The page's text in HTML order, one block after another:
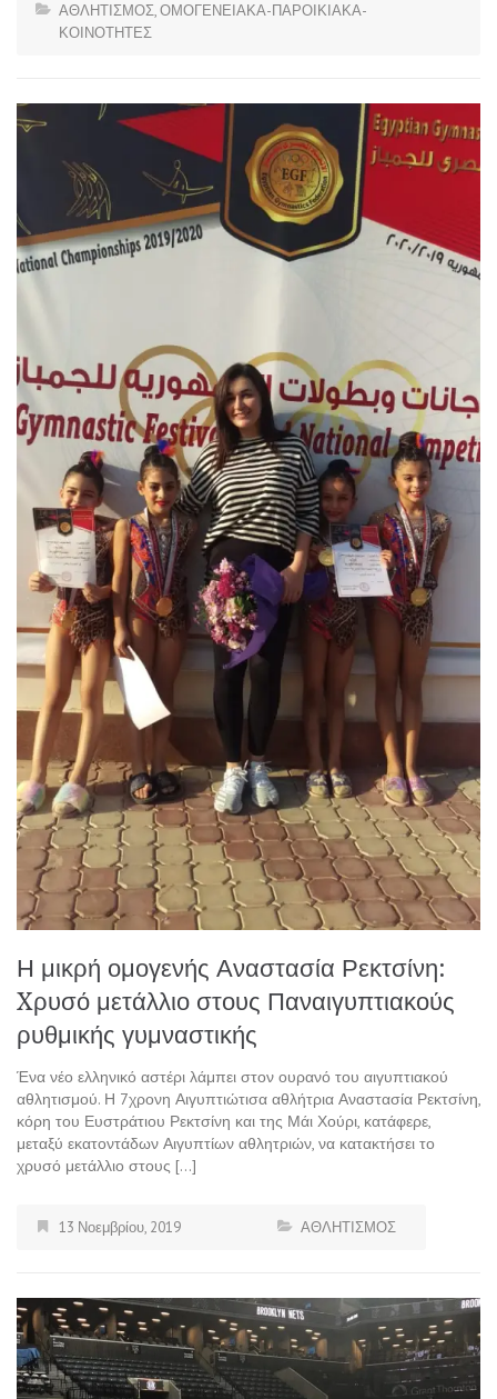
ΑΘΛΗΤΙΣΜΟΣ,ΟΜΟΓΕΝΕΙΑΚΑ-ΠΑΡΟΙΚΙΑΚΑ-
ΚΟΙΝΟΤΗΤΕΣ
Η μικρή ομογενής Αναστασία Ρεκτσίνη:
Xρυσό μετάλλιο στους Παναιγυπτιακούς
ρυθμικής γυμναστικής
Ένα νέο ελληνικό αστέρι λάμπει στον ουρανό του αιγυπτιακού
αθλητισμού. Η 7χρονη Αιγυπτιώτισα αθλήτρια Αναστασία Ρεκτσίνη,
κόρη του Ευστράτιου Ρεκτσίνη και της Μάι Χούρι, κατάφερε,
μεταξύ εκατοντάδων Αιγυπτίων αθλητριών, να κατακτήσει το
χρυσό μετάλλιο στους […]
13 Νοεμβρίου, 2019 ΑΘΛΗΤΙΣΜΟΣ